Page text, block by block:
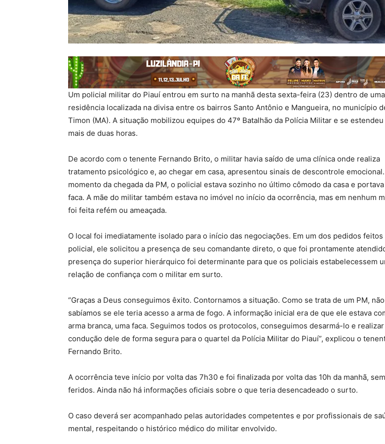
Um policial militar do Piauí entrou em surto na manhã desta sexta-feira (23) dentro de uma
residência localizada na divisa entre os bairros Santo Antônio e Mangueira, no município
Timon (MA). A situação mobilizou equipes do 47º Batalhão da Polícia Militar e se
mais de duas horas.
De acordo com o tenente Fernando Brito, o militar havia saído de uma clínica onde realiza
tratamento psicológico e, ao chegar em casa, apresentou sinais de descontrole
momento da chegada da PM, o policial estava sozinho no último cômodo da casa e
faca. A mãe do militar também estava no imóvel no início da ocorrência, mas em nenhum
foi feita refém ou ameaçada.
O local foi imediatamente isolado para o início das negociações. Em um dos pedidos feitos
policial, ele solicitou a presença de seu comandante direto, o que foi prontamente
presença do superior hierárquico foi determinante para que os policiais estabelecessem
relação de confiança com o militar em surto.
“Graças a Deus conseguimos êxito. Contornamos a situação. Como se trata de um PM, não
sabíamos se ele teria acesso a arma de fogo. A informação inicial era de que ele estava
arma branca, uma faca. Seguimos todos os protocolos, conseguimos desarmá-lo e realizar
condução dele de forma segura para o quartel da Polícia Militar do Piauí”, explicou o
Fernando Brito.
A ocorrência teve início por volta das 7h30 e foi finalizada por volta das 10h da manhã, sem
feridos. Ainda não há informações oficiais sobre o que teria desencadeado o surto.
O caso deverá ser acompanhado pelas autoridades competentes e por profissionais de
mental, respeitando o histórico médico do militar envolvido.